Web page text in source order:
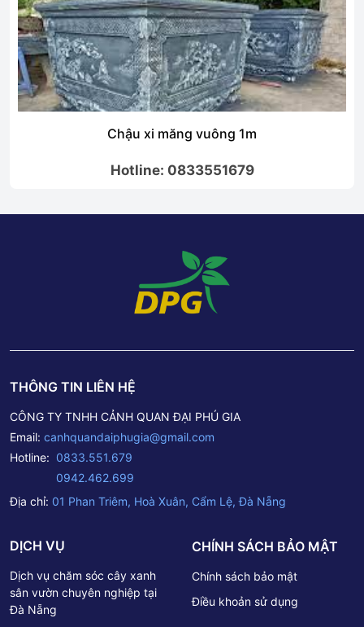
Chậu xi măng vuông 1m
Hotline: 0833551679
THÔNG TIN LIÊN HỆ
CÔNG TY TNHH CẢNH QUAN ĐẠI PHÚ GIA
Email: canhquandaiphugia@gmail.com
Hotline: 0833.551.679
0942.462.699
Địa chỉ: 01 Phan Triêm, Hoà Xuân, Cẩm Lệ, Đà Nẵng
DỊCH VỤ
Dịch vụ chăm sóc cây xanh
sân vườn chuyên nghiệp tại
Đà Nẵng
CHÍNH SÁCH BẢO MẬT
Chính sách bảo mật
Điều khoản sử dụng